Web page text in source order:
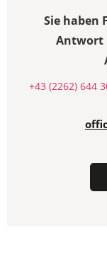
Sie haben
Antwort
+43 (2262) 644